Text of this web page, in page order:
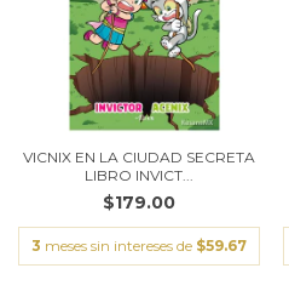
VICNIX EN LA CIUDAD SECRETA
LIBRO INVICT...
$179.00
3 meses sin intereses de $59.67